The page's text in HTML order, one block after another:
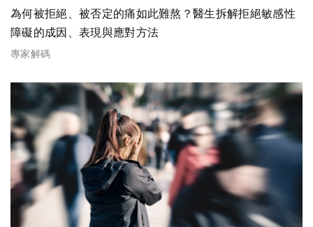
為何被拒絕、被否定的痛如此難熬？醫生拆解拒絕敏感性
障礙的成因、表現與應對方法
專家解碼